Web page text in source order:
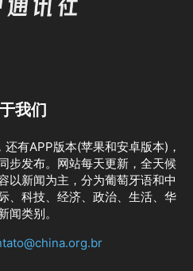
我们
有APP版本(苹果和安卓版本)，
步发布。网站每天更新，全天候
以新闻为主，分为葡萄牙语和中
、科技、经济、政治、生活、华
闻类别。